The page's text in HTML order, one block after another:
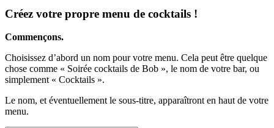
Créez votre propre menu de cocktails !
Commençons.
Choisissez d’abord un nom pour votre menu. Cela peut être quelque
chose comme « Soirée cocktails de Bob », le nom de votre bar, ou
simplement « Cocktails ».
Le nom, et éventuellement le sous-titre, apparaîtront en haut de votre
menu.